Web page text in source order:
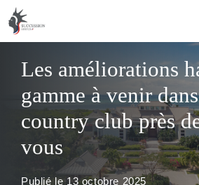
Aller
au
contenu
Les améliorations
gamme à venir
country club près
vous
Publié le 13 octobre 2025